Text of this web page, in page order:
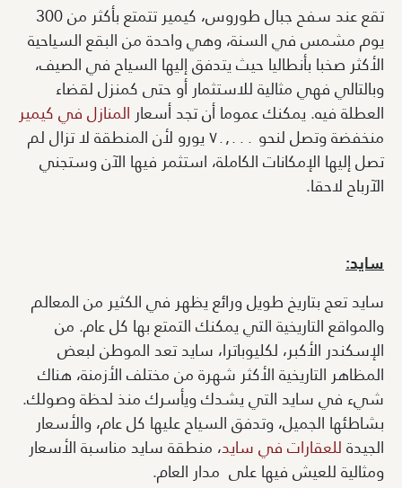
تقع عند سفح جبال طوروس، كيمير تتمتع بأكثر من 300
يوم مشمس في السنة، وهي واحدة من البقع السياحية
الأكثر صخبا بأنطاليا حيث يتدفق إليها السياح في الصيف،
وبالتالي فهي مثالية للاستثمار أو حتى كمنزل لقضاء
العطلة فيه. يمكنك عموما أن تجد أسعار المنازل في كيمير
منخفضة وتصل لنحو ٧٠٫٠٠٠ يورو لأن المنطقة لا تزال لم
تصل إليها الإمكانات الكاملة، استثمر فيها الآن وستجني
الآرباح لاحقا.
سايد:
سايد تعج بتاريخ طويل ورائع يظهر في الكثير من المعالم
والمواقع التاريخية التي يمكنك التمتع بها كل عام. من
الإسكندر الأكبر، لكليوباترا، سايد تعد الموطن لبعض
المظاهر التاريخية الأكثر شهرة من مختلف الأزمنة، هناك
شيء في سايد التي يشدك ويأسرك منذ لحظة وصولك.
بشاطئها الجميل، وتدفق السياح عليها كل عام، والأسعار
الجيدةللعقارات في سايد، منطقة سايد مناسبة الأسعار
ومثالية للعيش فيها على مدار العام.